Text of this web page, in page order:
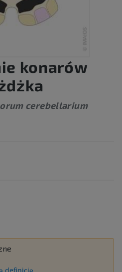
konarów
cerebellarium
definicję